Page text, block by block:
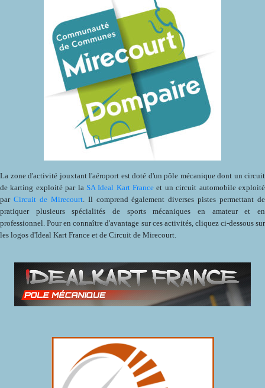
La zone d'activité jouxtant l'aéroport est doté d'un pôle mécanique dont un circuit
de karting exploité par la SA Ideal Kart France et un circuit automobile exploité
par Circuit de Mirecourt. Il comprend également diverses pistes permettant de
pratiquer plusieurs spécialités de sports mécaniques en amateur et en
professionnel. Pour en connaître d'avantage sur ces activités, cliquez ci-dessous sur
les logos d'Ideal Kart France et de Circuit de Mirecourt.